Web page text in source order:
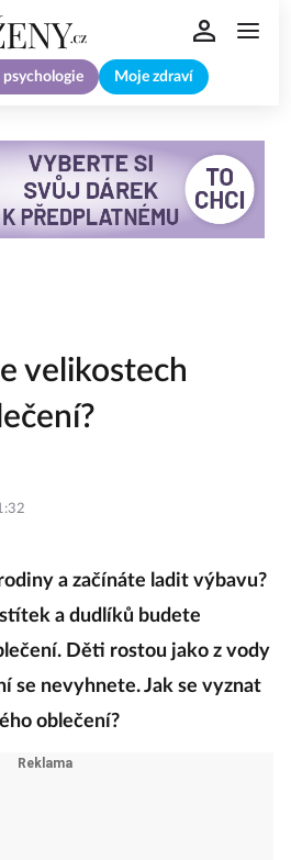
psychologie Moje zdraví
velikostech
a začínáte ladit výbavu?
a dudlíků budete
Děti rostou jako z vody
se nevyhnete. Jak se vyznat
oblečení?